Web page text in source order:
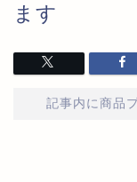
ます
記事内に商品